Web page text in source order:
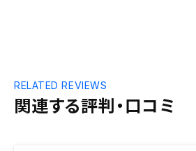
関連する評判・口コミ
RELATED REVIEWS